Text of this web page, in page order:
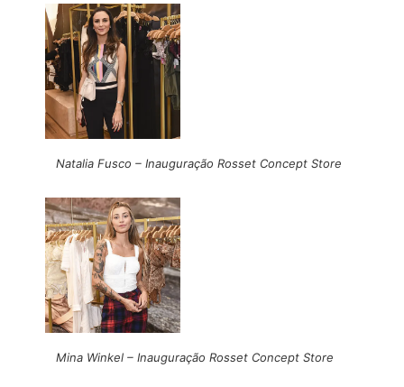
Natalia Fusco – Inauguração Rosset Concept Store
Mina Winkel – Inauguração Rosset Concept Store